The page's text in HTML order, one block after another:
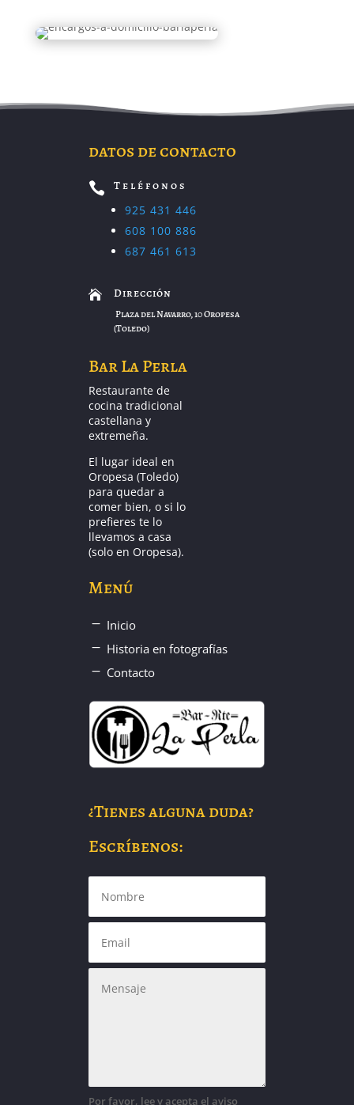
datos de contacto

Teléfonos
925 431 446
608 100 886
687 461 613
 Dirección
Plaza del Navarro, 10 Oropesa
(Toledo)
Bar La Perla
Restaurante de
cocina tradicional
castellana y
extremeña.
El lugar ideal en
Oropesa (Toledo)
para quedar a
comer bien, o si lo
prefieres te lo
llevamos a casa
(solo en Oropesa).
Menú
Inicio
Historia en fotografías
Contacto
¿Tienes alguna duda?
Escríbenos:
Por favor, lee y acepta el aviso